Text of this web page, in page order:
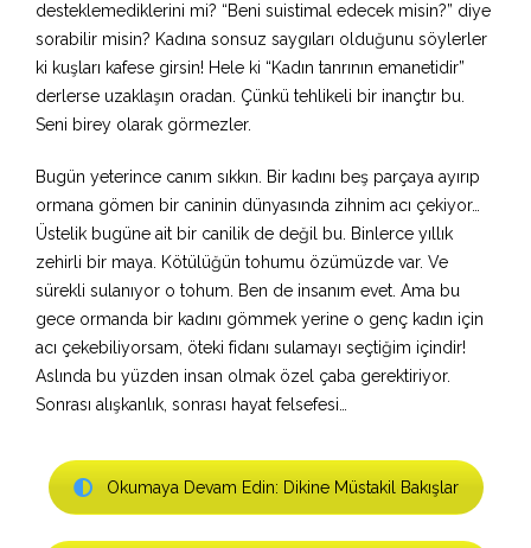
desteklemediklerini mi? “Beni suistimal edecek misin?” diye
sorabilir misin? Kadına sonsuz saygıları olduğunu söylerler
ki kuşları kafese girsin! Hele ki “Kadın tanrının emanetidir”
derlerse uzaklaşın oradan. Çünkü tehlikeli bir inançtır bu.
Seni birey olarak görmezler.
Bugün yeterince canım sıkkın. Bir kadını beş parçaya ayırıp
ormana gömen bir caninin dünyasında zihnim acı çekiyor…
Üstelik bugüne ait bir canilik de değil bu. Binlerce yıllık
zehirli bir maya. Kötülüğün tohumu özümüzde var. Ve
sürekli sulanıyor o tohum. Ben de insanım evet. Ama bu
gece ormanda bir kadını gömmek yerine o genç kadın için
acı çekebiliyorsam, öteki fidanı sulamayı seçtiğim içindir!
Aslında bu yüzden insan olmak özel çaba gerektiriyor.
Sonrası alışkanlık, sonrası hayat felsefesi…
Okumaya Devam Edin: Dikine Müstakil Bakışlar